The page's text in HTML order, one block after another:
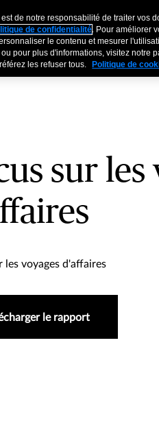
Entreprises
sur les
les voyages d'affaires
le rapport
est de notre responsabilité de traiter vos
de confidentialité. Pour améliorer
le contenu et mesurer
pour plus d'informations, visitez notre
les refuser tous.
Politique de